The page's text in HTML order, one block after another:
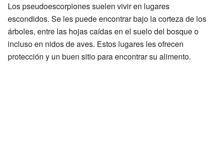
Los pseudoescorpiones suelen vivir en lugares
escondidos. Se les puede encontrar bajo la corteza de los
árboles, entre las hojas caídas en el suelo del bosque o
incluso en nidos de aves. Estos lugares les ofrecen
protección y un buen sitio para encontrar su alimento.